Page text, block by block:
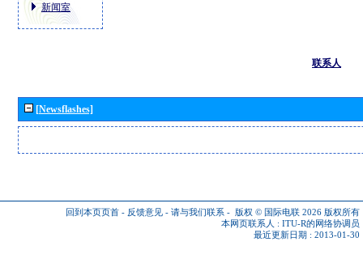
新闻室
联系人
[Newsflashes]
回到本页页首 - 反馈意见 - 请与我们联系 - 版权 © 国际电联 2026 版权所有
本网页联系人 : ITU-R的网络协调员
最近更新日期 : 2013-01-30